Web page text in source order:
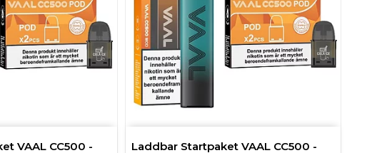
VAAL CC500 -
Laddbar Startpaket VAAL CC500 -